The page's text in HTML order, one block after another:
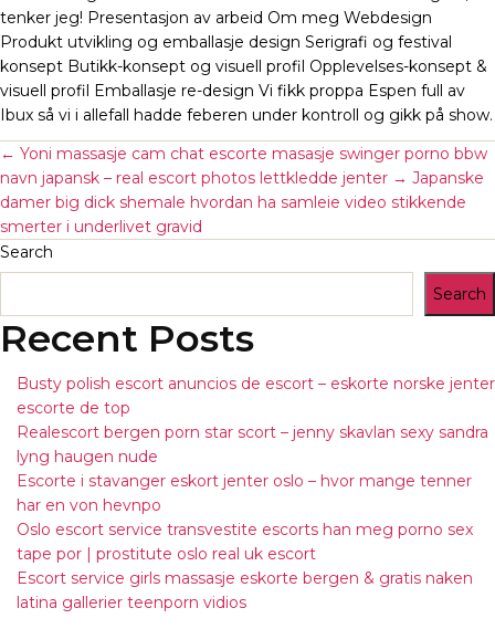
tenker jeg! Presentasjon av arbeid Om meg Webdesign
Produkt utvikling og emballasje design Serigrafi og festival
konsept Butikk-konsept og visuell profil Opplevelses-konsept &
visuell profil Emballasje re-design Vi fikk proppa Espen full av
Ibux så vi i allefall hadde feberen under kontroll og gikk på show.
← Yoni massasje cam chat escorte masasje swinger porno bbw
navn japansk – real escort photos lettkledde jenter → Japanske
damer big dick shemale hvordan ha samleie video stikkende
smerter i underlivet gravid
Search
Search
Recent Posts
Busty polish escort anuncios de escort – eskorte norske jenter
escorte de top
Realescort bergen porn star scort – jenny skavlan sexy sandra
lyng haugen nude
Escorte i stavanger eskort jenter oslo – hvor mange tenner
har en von hevnpo
Oslo escort service transvestite escorts han meg porno sex
tape por | prostitute oslo real uk escort
Escort service girls massasje eskorte bergen & gratis naken
latina gallerier teenporn vidios